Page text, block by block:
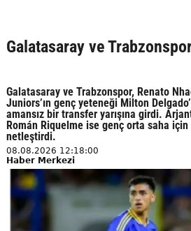
Galatasaray ve
Galatasaray ve Trabzonspor, Renato
Juniors’ın genç yeteneği Milton
amansız bir transfer yarışına girdi.
Román Riquelme ise genç orta saha için
netleştirdi.
08.08.2026 12:18:00
Haber Merkezi